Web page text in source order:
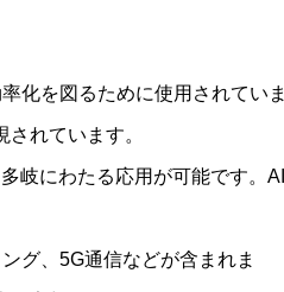
化を図るために使用されていま
れています。
岐にわたる応用が可能です。AI
グ、5G通信などが含まれま